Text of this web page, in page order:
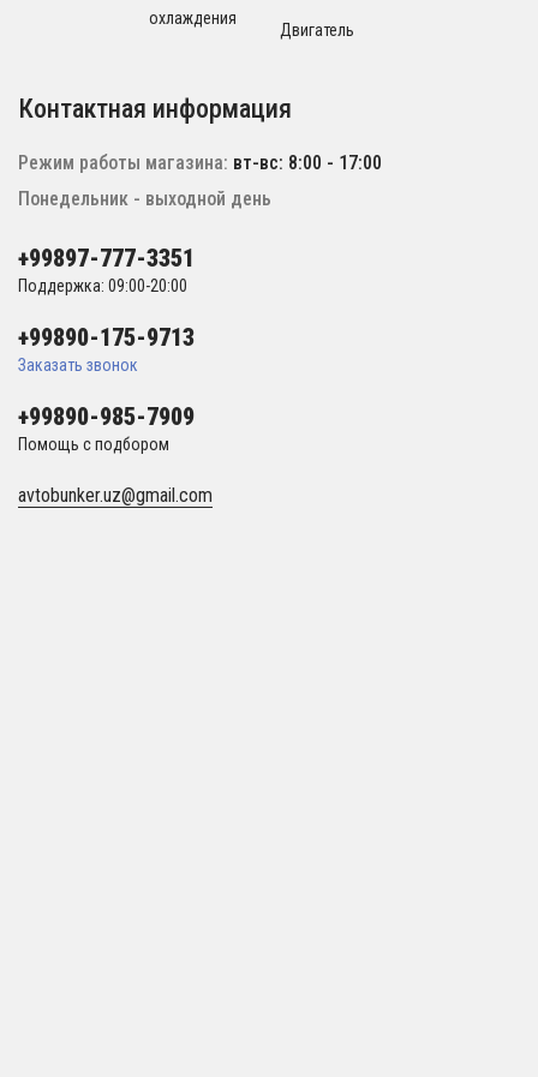
охлаждения
Двигатель
Контактная информация
Режим работы магазина: вт-вс: 8:00 - 17:00
Понедельник - выходной день
+99897-777-3351
Поддержка: 09:00-20:00
+99890-175-9713
Заказать звонок
+99890-985-7909
Помощь с подбором
avtobunker.uz@gmail.com